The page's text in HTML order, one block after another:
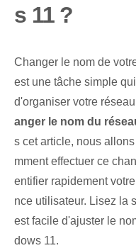
s 11 ?
Changer le nom de
est une tâche simple
d'organiser votre
anger le nom du
s cet article, nous
mment effectuer ce
entifier rapidement
nce utilisateur. Lisez la
est facile d'ajuster le
dows 11.